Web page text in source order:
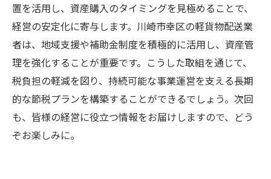
置を活用し、資産購入のタイミングを見極めることで、
経営の安定化に寄与します。川崎市幸区の軽貨物配送業
者は、地域支援や補助金制度を積極的に活用し、資産管
理を強化することが重要です。こうした取組を通じて、
税負担の軽減を図り、持続可能な事業運営を支える長期
的な節税プランを構築することができるでしょう。次回
も、皆様の経営に役立つ情報をお届けしますので、どう
ぞお楽しみに。